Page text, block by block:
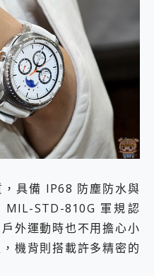
具備 IP68 防塵防水與
STD-810G 軍規認
外運動時也不用擔心小
機背則搭載許多精密的